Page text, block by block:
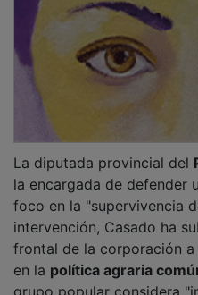
la encargada de defender
foco en la "supervivencia
intervención, Casado ha
frontal de la corporación a
en lapolítica agraria
grupo popular considera